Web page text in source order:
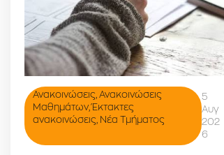
Ανακοινώσεις Ανακοινώσεις
Μαθημάτων,Έκτακτες
ανακοινώσεις
Νέα Τμήματος
5
Αυγ
202
6